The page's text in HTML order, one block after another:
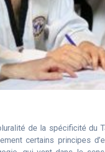
de la spécificité du
certains principes